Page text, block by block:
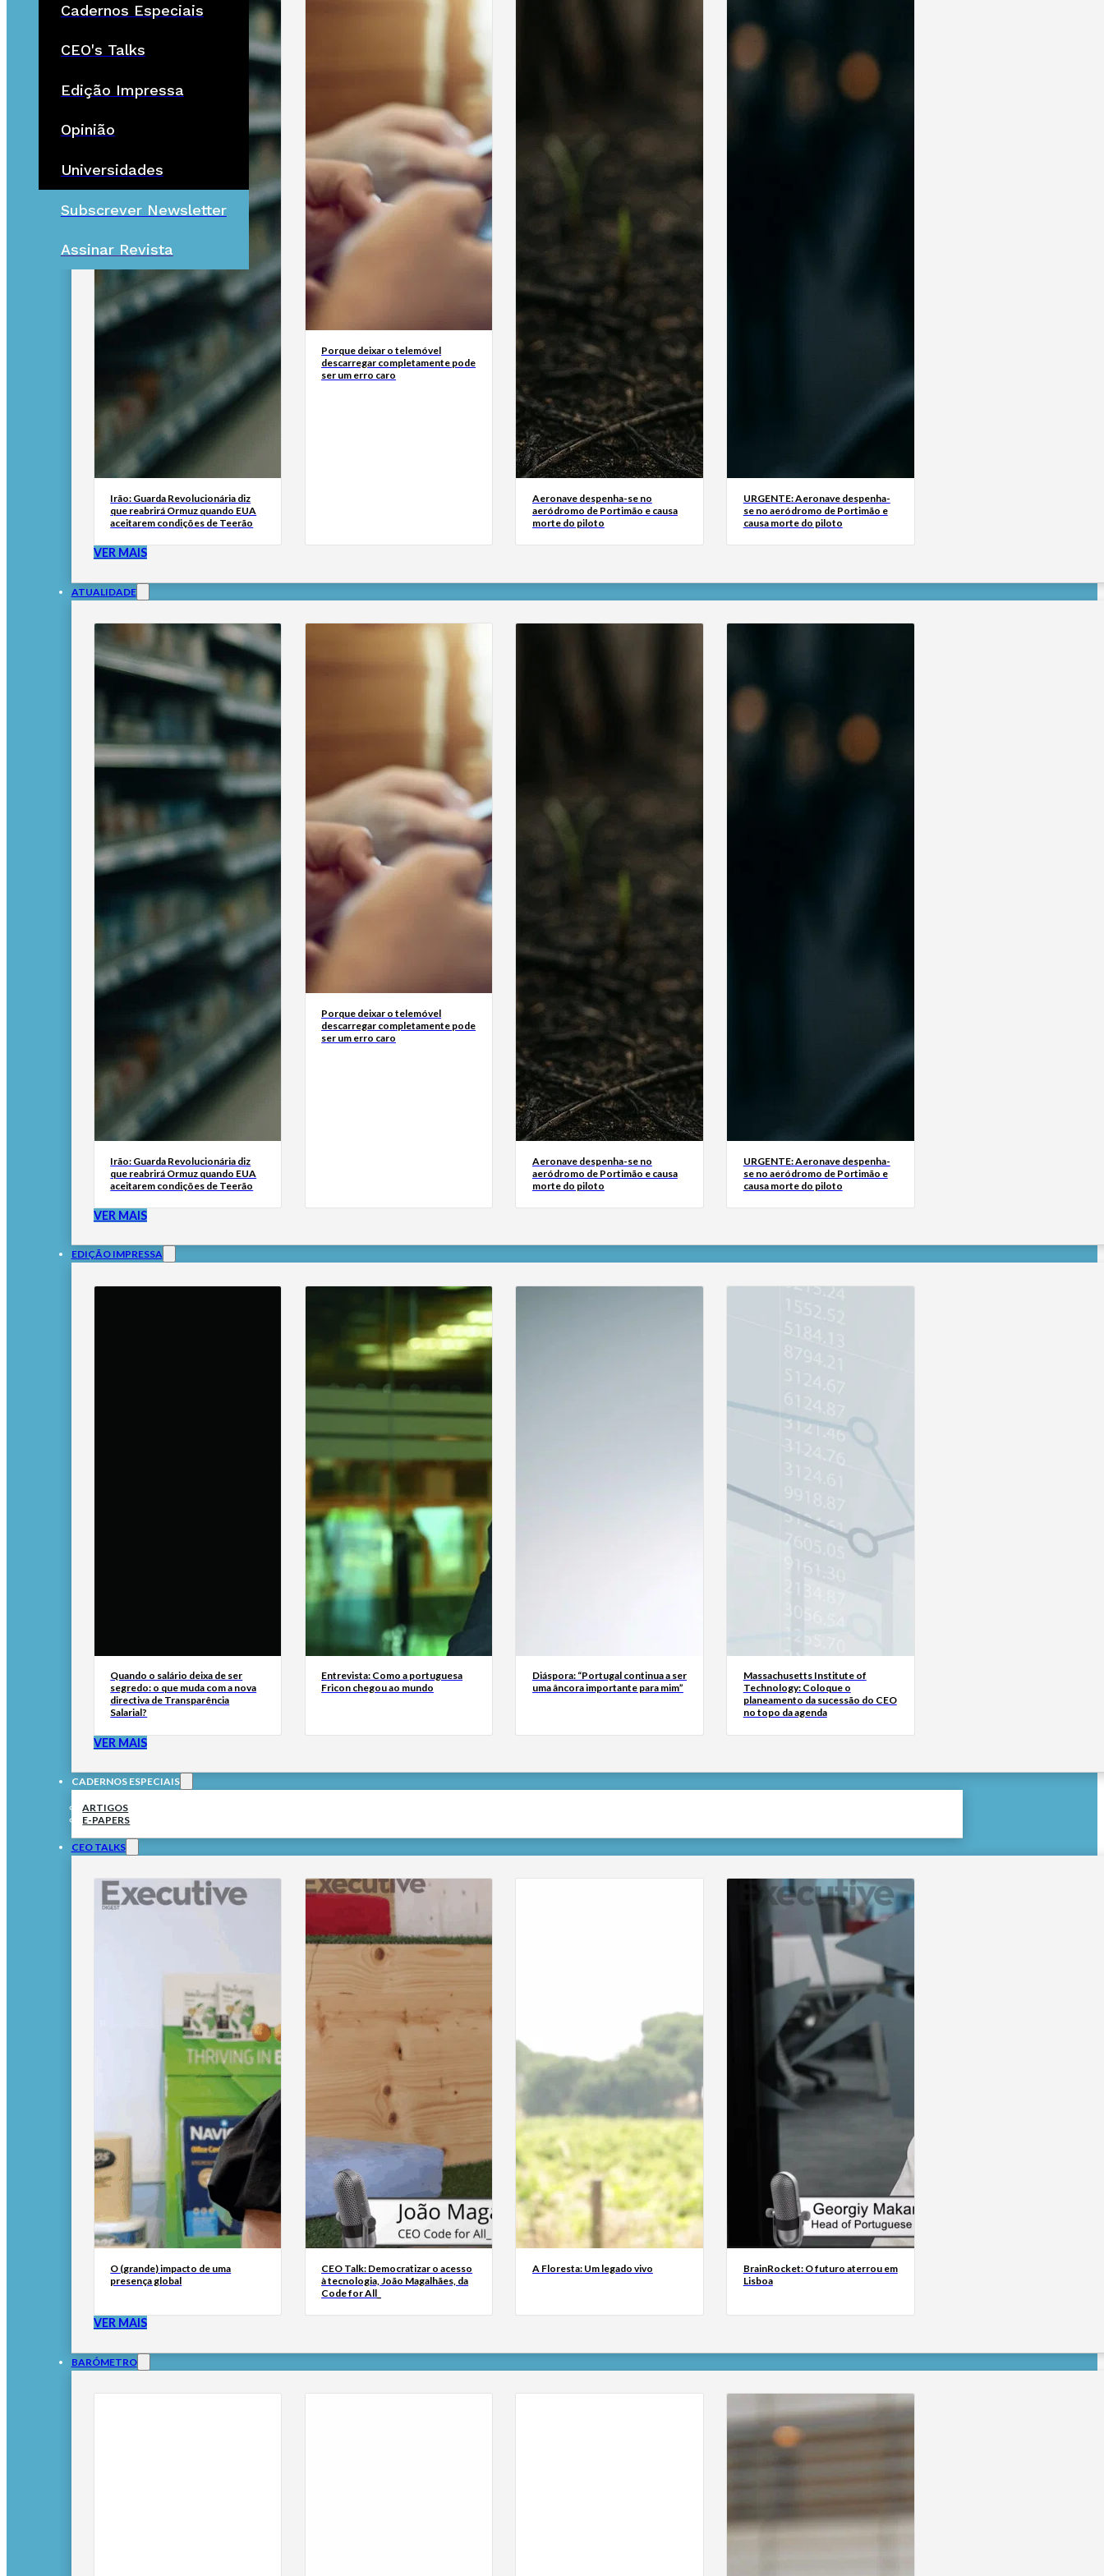
Cadernos Especiais
CEO's Talks
Edição Impressa
Opinião
Universidades
Subscrever Newsletter
Assinar Revista
Irão: Guarda Revolucionária diz
que reabrirá Ormuz quando EUA
aceitarem condições de Teerão
Porque deixar o telemóvel
descarregar completamente pode
ser um erro caro
Aeronave despenha-se no
aeródromo de Portimão e causa
morte do piloto
URGENTE: Aeronave despenha-
se no aeródromo de Portimão e
causa morte do piloto
VER MAIS
ATUALIDADE
Irão: Guarda Revolucionária diz
que reabrirá Ormuz quando EUA
aceitarem condições de Teerão
Porque deixar o telemóvel
descarregar completamente pode
ser um erro caro
Aeronave despenha-se no
aeródromo de Portimão e causa
morte do piloto
URGENTE: Aeronave despenha-
se no aeródromo de Portimão e
causa morte do piloto
VER MAIS
EDIÇÃO IMPRESSA
Quando o salário deixa de ser
segredo: o que muda com a nova
directiva de Transparência
Salarial?
Entrevista: Como a portuguesa
Fricon chegou ao mundo
Diáspora: “Portugal continua a ser
uma âncora importante para mim”
Massachusetts Institute of
Technology: Coloque o
planeamento da sucessão do CEO
no topo da agenda
VER MAIS
CADERNOS ESPECIAIS
ARTIGOS
E-PAPERS
CEO TALKS
O (grande) impacto de uma
presença global
CEO Talk: Democratizar o acesso
à tecnologia, João Magalhães, da
Code for All_
A Floresta: Um legado vivo
BrainRocket: O futuro aterrou em
Lisboa
VER MAIS
BARÓMETRO